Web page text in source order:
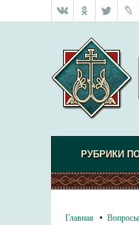
РУБРИКИ
Главная